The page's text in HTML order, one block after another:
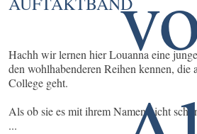
Hachh wir lernen hier Louanna eine
den wohlhabenderen Reihen kennen, die
College geht.
Als ob sie es mit ihrem Namen nicht
...